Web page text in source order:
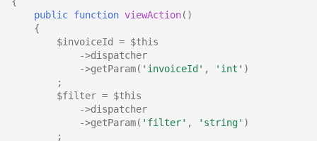
public function viewAction()
{
$invoiceId
= $this
->dispatcher
->getParam( 'invoiceId' , 'int' )
;
$filter = $this
->dispatcher
->getParam( 'filter' , 'string' )
;